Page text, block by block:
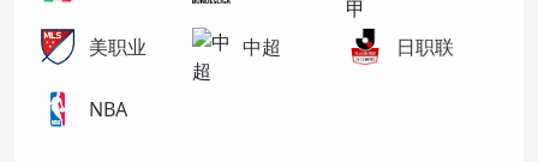
美职业 中超 日职联
NBA